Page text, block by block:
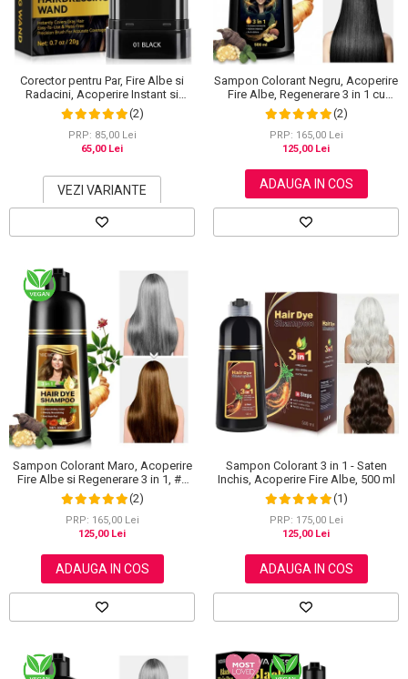
Scrub / Balsam de buze
Netestate pe Animale
Corector pentru Par, Fire Albe si
Radacini, Acoperire Instant si
Rezistenta la Transfer, 20 g
(2)
PRP: 85,00 Lei
65,00 Lei
VEZI VARIANTE
Sampon Colorant Negru, Acoperire
Fire Albe, Regenerare 3 in 1 cu
Ghimbir, 500 ml
(2)
PRP: 165,00 Lei
125,00 Lei
ADAUGA IN COS
Sampon Colorant Maro, Acoperire
Fire Albe si Regenerare 3 in 1, #2
Brown, 500 ml
(2)
PRP: 165,00 Lei
125,00 Lei
ADAUGA IN COS
Sampon Colorant 3 in 1 - Saten
Inchis, Acoperire Fire Albe, 500 ml
(1)
PRP: 175,00 Lei
125,00 Lei
ADAUGA IN COS